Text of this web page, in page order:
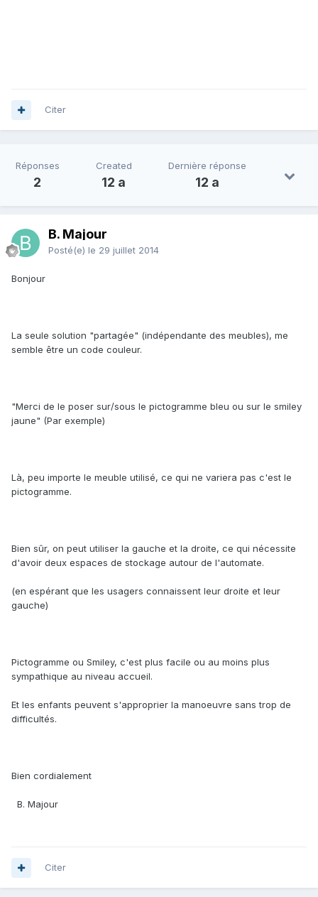
Citer
Réponses
2
Created
12 a
Dernière réponse
12 a
B. Majour
Posté(e) le 29 juillet 2014
Bonjour
La seule solution "partagée" (indépendante des meubles), me
semble être un code couleur.
"Merci de le poser sur/sous le pictogramme bleu ou sur le smiley
jaune" (Par exemple)
Là, peu importe le meuble utilisé, ce qui ne variera pas c'est le
pictogramme.
Bien sûr, on peut utiliser la gauche et la droite, ce qui nécessite
d'avoir deux espaces de stockage autour de l'automate.
(en espérant que les usagers connaissent leur droite et leur
gauche)
Pictogramme ou Smiley, c'est plus facile ou au moins plus
sympathique au niveau accueil.
Et les enfants peuvent s'approprier la manoeuvre sans trop de
difficultés.
Bien cordialement
B. Majour
Citer